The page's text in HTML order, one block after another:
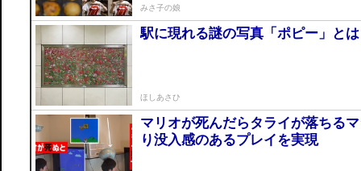
みさ子の娘
駅に現れる謎の写真「ポピー」と
ほしあさひ
マリオが死んだらタライが落ちる
り没入感のあるプレイを実現